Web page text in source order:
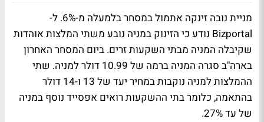
מניית נובה זינקה אתמול במסחר בלמעלה מ-6%. ל-
Bizportal נודע כי הזינוק במניה נובע משתי המלצות אוהדות
שקיבלה המניה מבתי השקעות זרים. ביום המסחר האחרון
בארה"ב סגרה המניה ברמה של 10.99 דולר למניה. שתי
ההמלצות למניה נוקבות במחיר יעד של 13 ו-14 דולר
בהתאמה, כלומר בתי ההשקעות רואים אפסייד נוסף במניה
של עד 27%.